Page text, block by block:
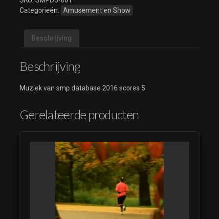
Categorieën: Amusement en Show
Beschrijving
Beschrijving
Muziek van smp database 2016 scores 5
Gerelateerde producten